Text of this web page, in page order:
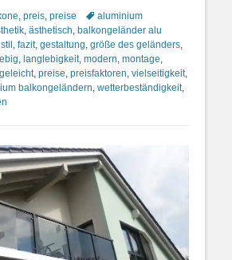
, preis, preise Schlagworte
aluminium
, ästhetisch, balkongeländer alu
, fazit, gestaltung, größe des geländers,
, langlebigkeit, modern, montage,
, preise, preisfaktoren, vielseitigkeit,
balkongeländern, wetterbeständigkeit,